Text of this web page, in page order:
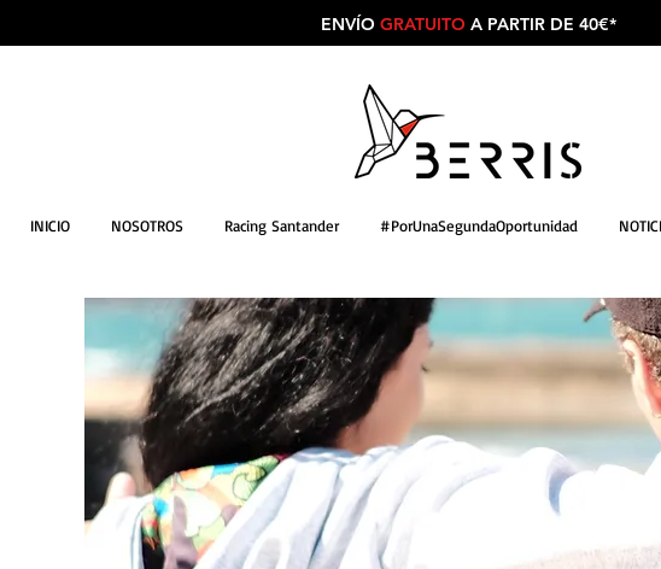
ENVÍO GRATUITO A PARTIR DE 40€*
INICIO NOSOTROS Racing Santander #PorUnaSegundaOportunidad